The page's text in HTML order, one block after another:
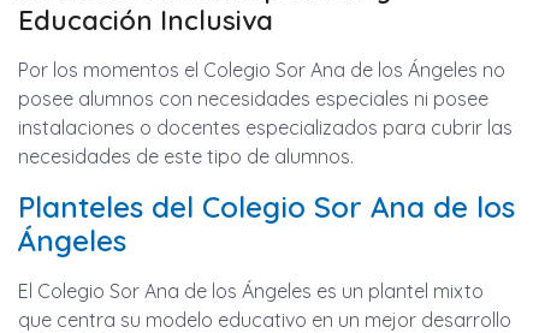
Educación Inclusiva
Por los momentos el Colegio Sor Ana de los Ángeles no
posee alumnos con necesidades especiales ni posee
instalaciones o docentes especializados para cubrir las
necesidades de este tipo de alumnos.
Planteles del Colegio Sor Ana de los
Ángeles
El Colegio Sor Ana de los Ángeles es un plantel mixto
que centra su modelo educativo en un mejor desarrollo